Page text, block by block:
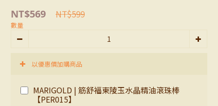
NT$569 NT$599
數量
以優惠價加購商品
MARIGOLD | 筋舒福東陵玉水晶精油滾珠棒
【PER015】